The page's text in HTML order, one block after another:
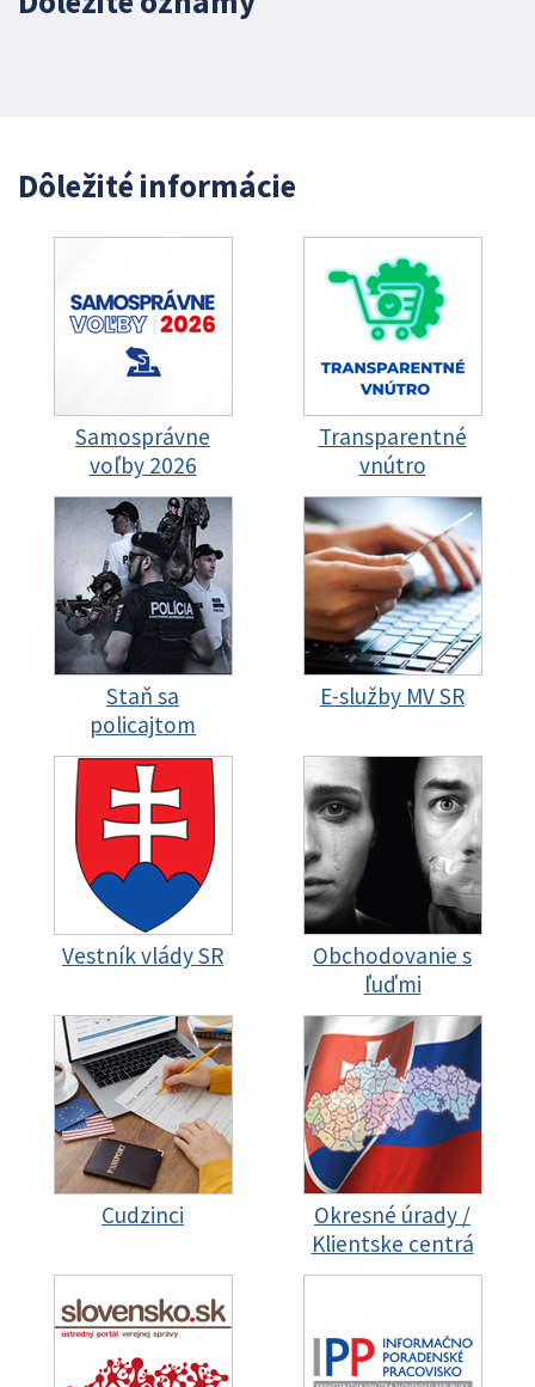
Dôležité informácie
Samosprávne
voľby 2026
Transparentné
vnútro
Staň sa
policajtom
E-služby MV SR
Vestník vlády SR
Obchodovanie s
ľuďmi
Cudzinci
Okresné úrady /
Klientske centrá